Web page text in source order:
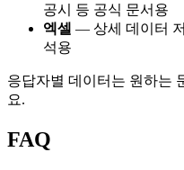
공시 등 공식 문서용
엑셀 — 상세 데이터
석용
응답자별 데이터는 원하는
요.
FAQ